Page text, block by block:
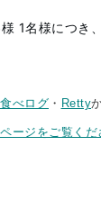
1名様につき
食べログ ・ Retty
ージをご覧くだ